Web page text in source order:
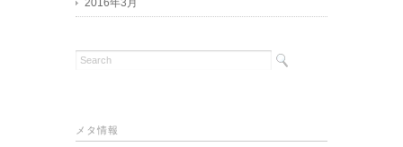
メタ情報